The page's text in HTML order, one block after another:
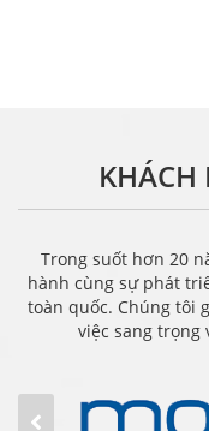
KHÁCH
Trong suốt hơn 20
hành cùng sự phát
toàn quốc. Chúng tôi
việc sang trọng